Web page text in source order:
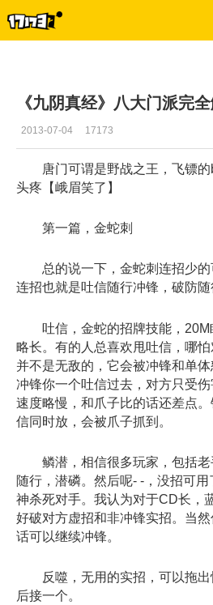
《九阴真经》八大门派完
2013-07-04 17173
唐门可谓是野战之王，飞镖的
头疼【峨眉笑了】
第一篇，金蛇刺
总的说一下，金蛇刺连招少的
连招也就是吐信随行冲锋，破防随
吐信，金蛇的招牌技能，20M
略长。有的人总喜欢甩吐信，哪
并不是无敌的，它会被冲锋和单
冲锋你一个吐信过去，对方只受
速度略慢，和爪子比的话还差点
信同时放，会被爪子抓到。
鳞潜，相信很多玩家，包括老
随行，潜磷。然后呢- -，没招可
神杀死对手。我认为对于CD长，
好破对方虚招和非冲锋实招。当
话可以继续冲锋。
反噬，无用的实招，可以拖出
后接一个。